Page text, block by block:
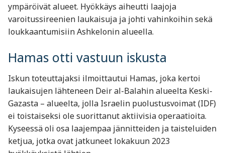
ympäröivät alueet. Hyökkäys aiheutti laajoja
varoitussireenien laukaisuja ja johti vahinkoihin sekä
loukkaantumisiin Ashkelonin alueella.
Hamas otti vastuun iskusta
Iskun toteuttajaksi ilmoittautui Hamas, joka kertoi
laukaisujen lähteneen Deir al-Balahin alueelta Keski-
Gazasta – alueelta, jolla Israelin puolustusvoimat (IDF)
ei toistaiseksi ole suorittanut aktiivisia operaatioita.
Kyseessä oli osa laajempaa jännitteiden ja taisteluiden
ketjua, jotka ovat jatkuneet lokakuun 2023